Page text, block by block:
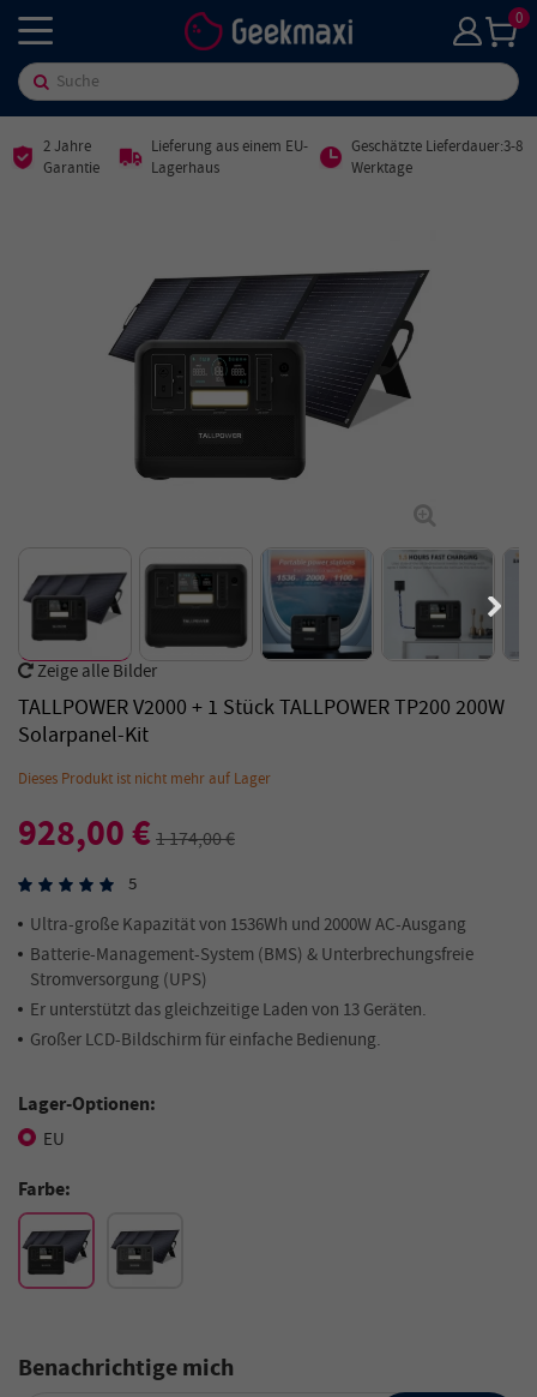
0
2 Jahre
Garantie
Lieferung aus einem EU-
Lagerhaus
Geschätzte Lieferdauer:3-8
Werktage
Zeige alle Bilder
TALLPOWER V2000 + 1 Stück TALLPOWER TP200 200W
Solarpanel-Kit
Dieses Produkt ist nicht mehr auf Lager
928,00 €1 174,00 €
5
Ultra-große Kapazität von 1536Wh und 2000W AC-Ausgang
Batterie-Management-System (BMS) & Unterbrechungsfreie
Stromversorgung (UPS)
Er unterstützt das gleichzeitige Laden von 13 Geräten.
Großer LCD-Bildschirm für einfache Bedienung.
Lager-Optionen:
EU
Farbe:
Benachrichtige mich